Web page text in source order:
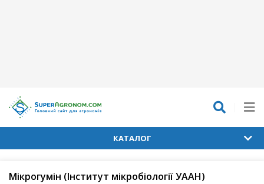
КАТАЛОГ
Мікрогумін (Інститут мікробіології УААН)